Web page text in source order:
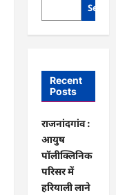
Recent
Posts
राजनांदगांव :
आयुष
पॉलीक्लिनिक
परिसर में
हरियाली लाने